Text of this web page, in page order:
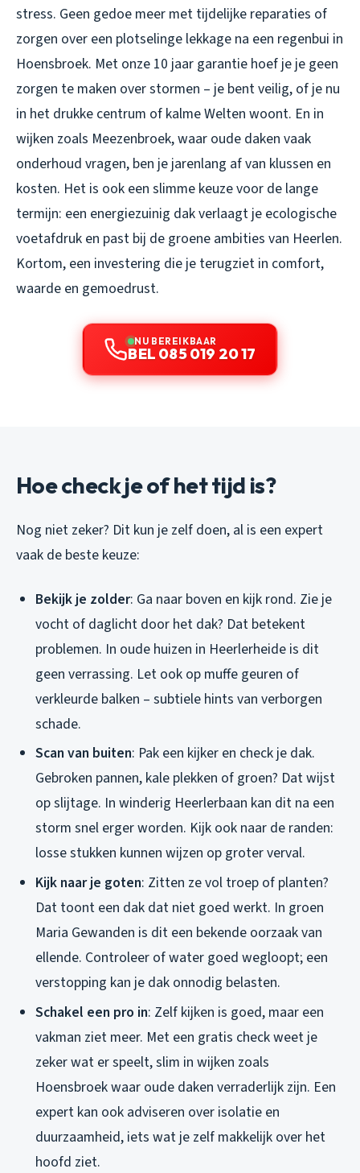
stress. Geen gedoe meer met tijdelijke reparaties of
zorgen over een plotselinge lekkage na een regenbui in
Hoensbroek. Met onze 10 jaar garantie hoef je je geen
zorgen te maken over stormen – je bent veilig, of je nu
in het drukke centrum of kalme Welten woont. En in
wijken zoals Meezenbroek, waar oude daken vaak
onderhoud vragen, ben je jarenlang af van klussen en
kosten. Het is ook een slimme keuze voor de lange
termijn: een energiezuinig dak verlaagt je ecologische
voetafdruk en past bij de groene ambities van Heerlen.
Kortom, een investering die je terugziet in comfort,
waarde en gemoedrust.
NU BEREIKBAAR
BEL 085 019 20 17
Hoe check je of het tijd is?
Nog niet zeker? Dit kun je zelf doen, al is een expert
vaak de beste keuze:
Bekijk je zolder: Ga naar boven en kijk rond. Zie je
vocht of daglicht door het dak? Dat betekent
problemen. In oude huizen in Heerlerheide is dit
geen verrassing. Let ook op muffe geuren of
verkleurde balken – subtiele hints van verborgen
schade.
Scan van buiten: Pak een kijker en check je dak.
Gebroken pannen, kale plekken of groen? Dat wijst
op slijtage. In winderig Heerlerbaan kan dit na een
storm snel erger worden. Kijk ook naar de randen:
losse stukken kunnen wijzen op groter verval.
Kijk naar je goten: Zitten ze vol troep of planten?
Dat toont een dak dat niet goed werkt. In groen
Maria Gewanden is dit een bekende oorzaak van
ellende. Controleer of water goed wegloopt; een
verstopping kan je dak onnodig belasten.
Schakel een pro in: Zelf kijken is goed, maar een
vakman ziet meer. Met een gratis check weet je
zeker wat er speelt, slim in wijken zoals
Hoensbroek waar oude daken verraderlijk zijn. Een
expert kan ook adviseren over isolatie en
duurzaamheid, iets wat je zelf makkelijk over het
hoofd ziet.